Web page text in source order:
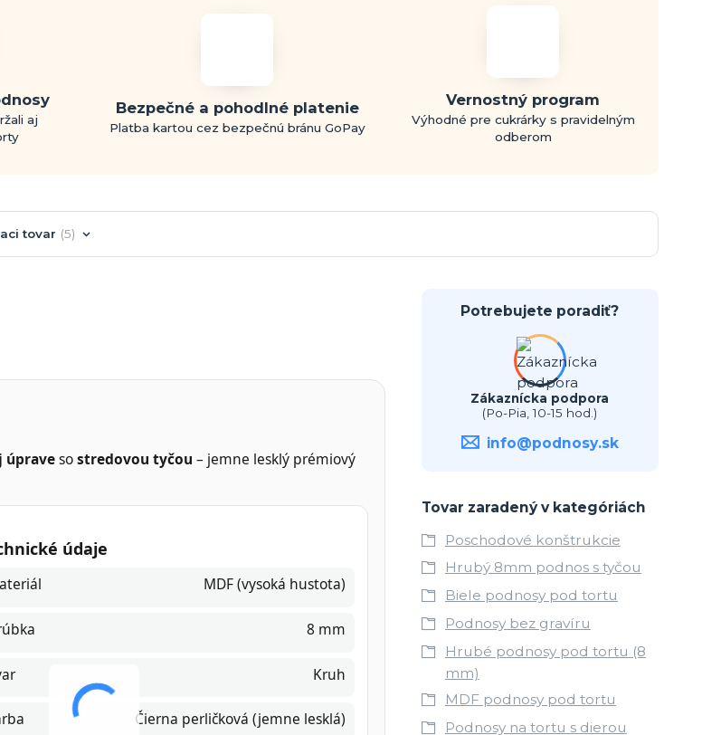
aj
Bezpečné a pohodlné platenie
Platba kartou cez bezpečnú bránu GoPay
Vernostný program
Výhodné pre cukrárky s pravidelným
odberom
tovar 5
úpravesostredovou tyčou – jemne lesklý prémiový
údaje
MDF (vysoká hustota)
8 mm
Kruh
Čierna perličková (jemne lesklá)
Potrebujete poradiť?
Zákaznícka podpora
(Po-Pia, 10-15 hod.)
info@podnosy.sk
Tovar zaradený v kategóriách
Poschodové konštrukcie
Hrubý 8mm podnos s tyčou
Biele podnosy pod tortu
Podnosy bez gravíru
Hrubé podnosy pod tortu (8
mm)
MDF podnosy pod tortu
Podnosy na tortu s dierou